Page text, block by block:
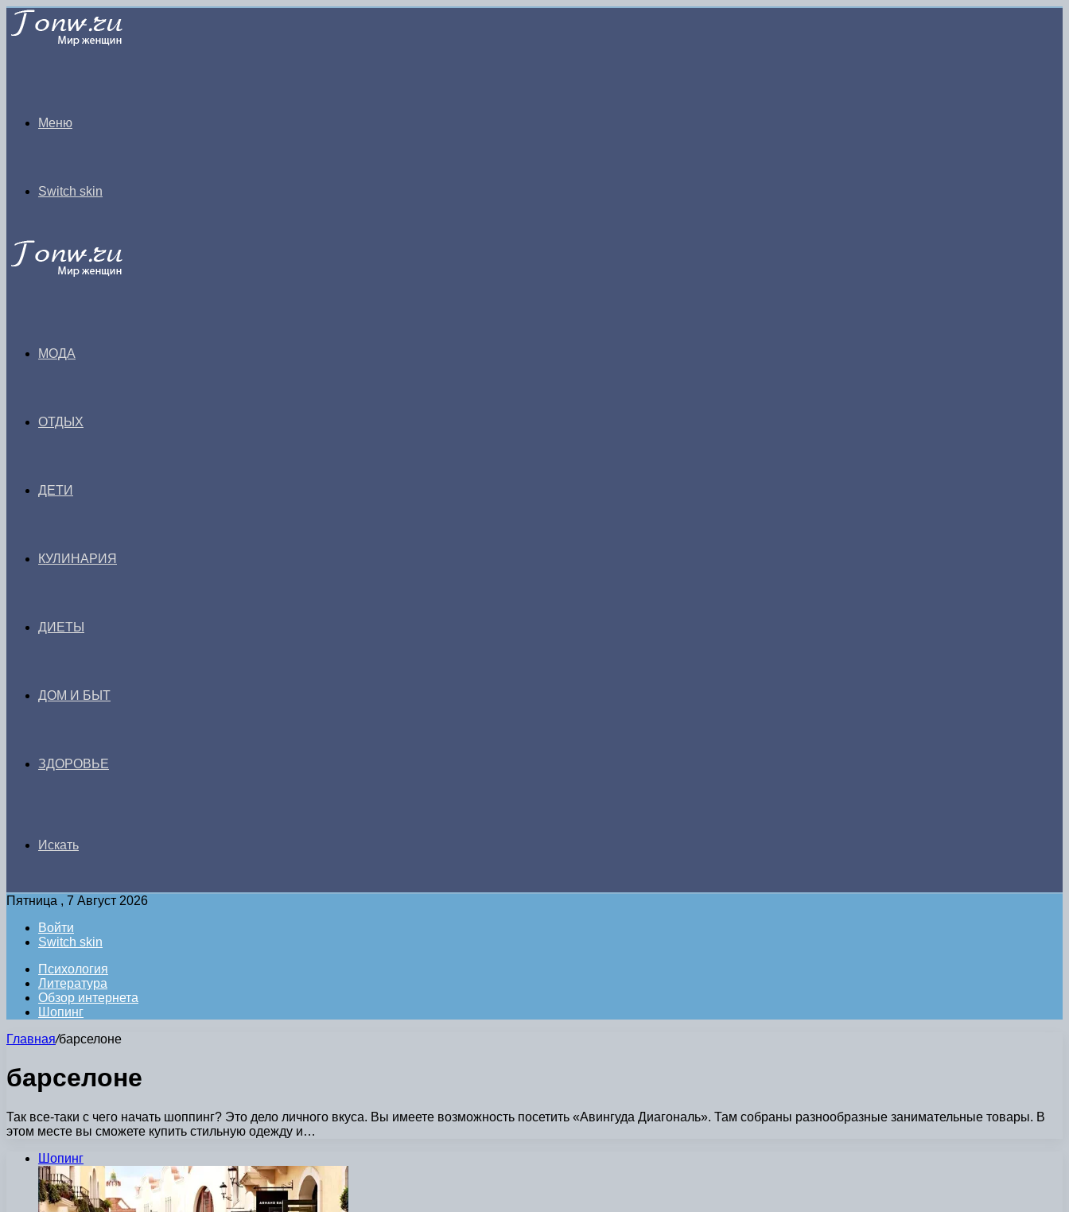
Меню
Switch skin
МОДА
ОТДЫХ
ДЕТИ
КУЛИНАРИЯ
ДИЕТЫ
ДОМ И БЫТ
ЗДОРОВЬЕ
Искать
Пятница , 7 Август 2026
Войти
Switch skin
Психология
Литература
Обзор интернета
Шопинг
Главная/барселоне
барселоне
Так все-таки с чего начать шоппинг? Это дело личного вкуса. Вы имеете возможность посетить «Авингуда Диагональ». Там собраны разнообразные занимательные товары. В
этом месте вы сможете купить стильную одежду и…
Шопинг